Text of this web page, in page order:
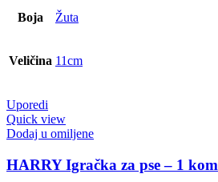
Boja Žuta
Veličina 11cm
Uporedi
Quick view
Dodaj u omiljene
HARRY Igračka za pse – 1 kom